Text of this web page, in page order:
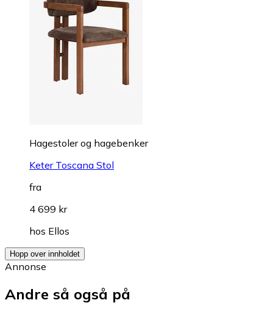
Hagestoler og hagebenker
Keter Toscana Stol
fra
4 699 kr
hos Ellos
Hopp over innholdet
Annonse
Andre så også på